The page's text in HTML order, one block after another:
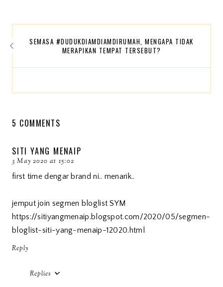
SEMASA #DUDUKDIAMDIAMDIRUMAH, MENGAPA TIDAK
MERAPIKAN TEMPAT TERSEBUT?
5 COMMENTS
SITI YANG MENAIP
3 May 2020 at 15:02
first time dengar brand ni.. menarik..
jemput join segmen bloglist SYM
https://sitiyangmenaip.blogspot.com/2020/05/segmen-
bloglist-siti-yang-menaip-12020.html
Reply
Replies